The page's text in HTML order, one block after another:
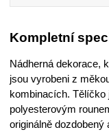
Kompletní
Nádherná dekorace,
jsou vyrobeni z
kombinacích. Tělíčko
polyesterovým
originálně dozdobený